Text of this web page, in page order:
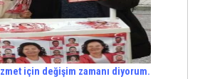
için değişim zamanı diyorum.